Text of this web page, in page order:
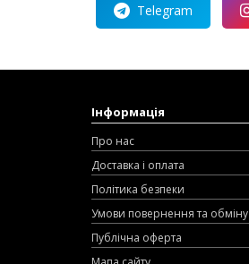
Telegram
Інформація
Про нас
Доставка і оплата
Політика безпеки
Умови повернення та обміну
Публічна оферта